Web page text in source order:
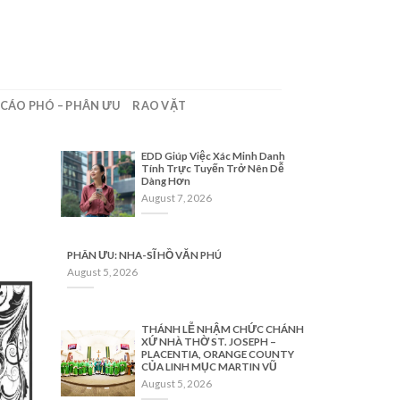
CÁO PHÓ – PHÂN ƯU RAO VẶT
EDD Giúp Việc Xác Minh Danh
Tính Trực Tuyến Trở Nên Dễ
Dàng Hơn
August 7, 2026
PHÂN ƯU: NHA-SĨ HỒ VĂN PHÚ
August 5, 2026
THÁNH LỄ NHẬM CHỨC CHÁNH
XỨ NHÀ THỜ ST. JOSEPH –
PLACENTIA, ORANGE COUNTY
CỦA LINH MỤC MARTIN VŨ
August 5, 2026